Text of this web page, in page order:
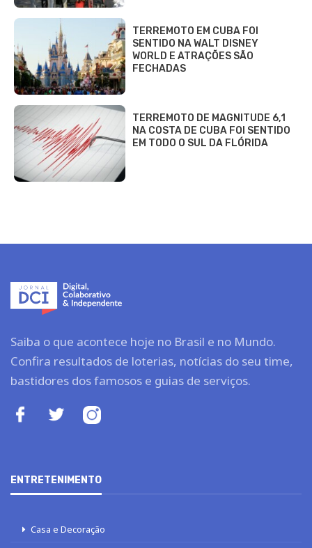
TERREMOTO EM CUBA FOI
SENTIDO NA WALT DISNEY
WORLD E ATRAÇÕES SÃO
FECHADAS
TERREMOTO DE MAGNITUDE 6,1
NA COSTA DE CUBA FOI SENTIDO
EM TODO O SUL DA FLÓRIDA
Saiba o que acontece hoje no Brasil e no Mundo.
Confira resultados de loterias, notícias do seu time,
bastidores dos famosos e guias de serviços.
ENTRETENIMENTO
Casa e Decoração